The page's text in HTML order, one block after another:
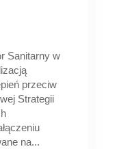
Sanitarny w
przeciw
Strategii
na...